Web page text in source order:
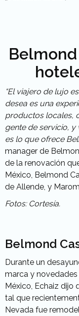
“El viajero de lujo
desea es una
productos locales,
gente de servicio,
es lo que ofrece
manager de
de la renovación
México, Belmond
de Allende, y
Fotos: Cortesía.
Belmond
Durante un
marca y
México, Echaiz dijo
tal que
Nevada fue